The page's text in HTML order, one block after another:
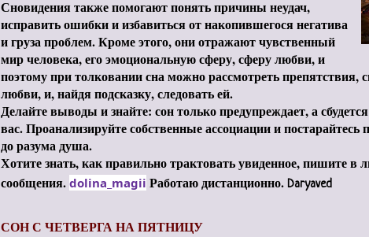
Сновидения также помогают понять причины неудач,
исправить ошибки и избавиться от накопившегося негатива
и груза проблем. Кроме этого, они отражают чувственный
мир человека, его эмоциональную сферу, сферу любви, и
поэтому при толковании сна можно рассмотреть препятствия,
любви, и, найдя подсказку, следовать ей.
Делайте выводы и знайте: сон только предупреждает, а
вас. Проанализируйте собственные ассоциации и постарайтесь
до разума душа.
Хотите знать, как правильно трактовать увиденное, пишите в
сообщения. dolina_magii Работаю дистанционно. Daryaved
СОН С ЧЕТВЕРГА НА ПЯТНИЦУ